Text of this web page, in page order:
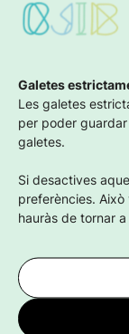
Galetes
Les galetes
per poder
galetes.
Si desactives
preferències.
hauràs de tornar
– Només
d’entre 16
vivint amb
– El 47,6
personal.
realitat
convertit